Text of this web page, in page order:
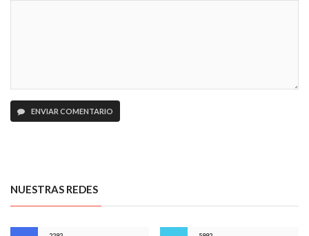
ENVIAR COMENTARIO
NUESTRAS REDES